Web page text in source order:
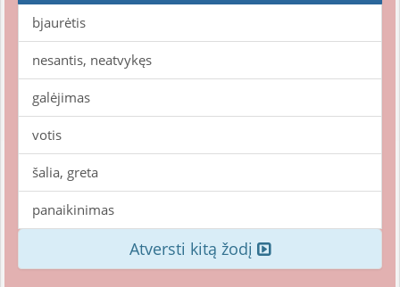
bjaurėtis
nesantis, neatvykęs
galėjimas
votis
šalia, greta
panaikinimas
Atversti kitą žodį